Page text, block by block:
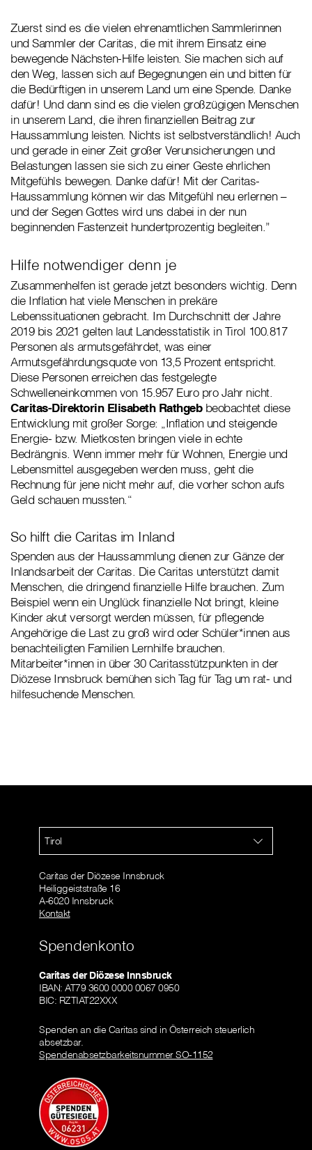
Zuerst sind es die vielen ehrenamtlichen Sammlerinnen
und Sammler der Caritas, die mit ihrem Einsatz eine
bewegende Nächsten-Hilfe leisten. Sie machen sich auf
den Weg, lassen sich auf Begegnungen ein und bitten für
die Bedürftigen in unserem Land um eine Spende. Danke
dafür! Und dann sind es die vielen großzügigen Menschen
in unserem Land, die ihren finanziellen Beitrag zur
Haussammlung leisten. Nichts ist selbstverständlich! Auch
und gerade in einer Zeit großer Verunsicherungen und
Belastungen lassen sie sich zu einer Geste ehrlichen
Mitgefühls bewegen. Danke dafür! Mit der Caritas-
Haussammlung können wir das Mitgefühl neu erlernen –
und der Segen Gottes wird uns dabei in der nun
beginnenden Fastenzeit hundertprozentig begleiten.”
Hilfe notwendiger denn je
Zusammenhelfen ist gerade jetzt besonders wichtig. Denn
die Inflation hat viele Menschen in prekäre
Lebenssituationen gebracht. Im Durchschnitt der Jahre
2019 bis 2021 gelten laut Landesstatistik in Tirol 100.817
Personen als armutsgefährdet, was einer
Armutsgefährdungsquote von 13,5 Prozent entspricht.
Diese Personen erreichen das festgelegte
Schwelleneinkommen von 15.957 Euro pro Jahr nicht.
Caritas-Direktorin Elisabeth Rathgebbeobachtet diese
Entwicklung mit großer Sorge: „Inflation und steigende
Energie- bzw. Mietkosten bringen viele in echte
Bedrängnis. Wenn immer mehr für Wohnen, Energie und
Lebensmittel ausgegeben werden muss, geht die
Rechnung für jene nicht mehr auf, die vorher schon aufs
Geld schauen mussten.“
So hilft die Caritas im Inland
Spenden aus der Haussammlung dienen zur Gänze der
Inlandsarbeit der Caritas. Die Caritas unterstützt damit
Menschen, die dringend finanzielle Hilfe brauchen. Zum
Beispiel wenn ein Unglück finanzielle Not bringt, kleine
Kinder akut versorgt werden müssen, für pflegende
Angehörige die Last zu groß wird oder Schüler*innen aus
benachteiligten Familien Lernhilfe brauchen.
Mitarbeiter*innen in über 30 Caritasstützpunkten in der
Diözese Innsbruck bemühen sich Tag für Tag um rat- und
hilfesuchende Menschen.
Tirol
Caritas der Diözese Innsbruck
Heiliggeiststraße 16
A-6020 Innsbruck
Kontakt
Spendenkonto
Caritas der Diözese Innsbruck
IBAN: AT79 3600 0000 0067 0950
BIC: RZTIAT22XXX
Spenden an die Caritas sind in Österreich steuerlich
absetzbar.
Spendenabsetzbarkeitsnummer SO-1152